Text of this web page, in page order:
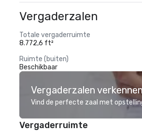
Vergaderzalen
Totale vergaderruimte
8.772,6 ft²
Ruimte (buiten)
Beschikbaar
Vergaderzalen
Vind de perfecte zaal met
Vergaderruimte